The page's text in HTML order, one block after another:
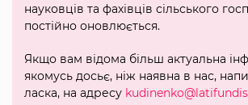
науковців та фахівців сільського
постійно оновлюється.
Якщо вам відома більш актуальна
якомусь досьє, ніж наявна в нас,
ласка, на адресу